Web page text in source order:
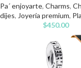
Pa´ enjoyarte, Charms,
dijes, Joyería premium,
$450.00